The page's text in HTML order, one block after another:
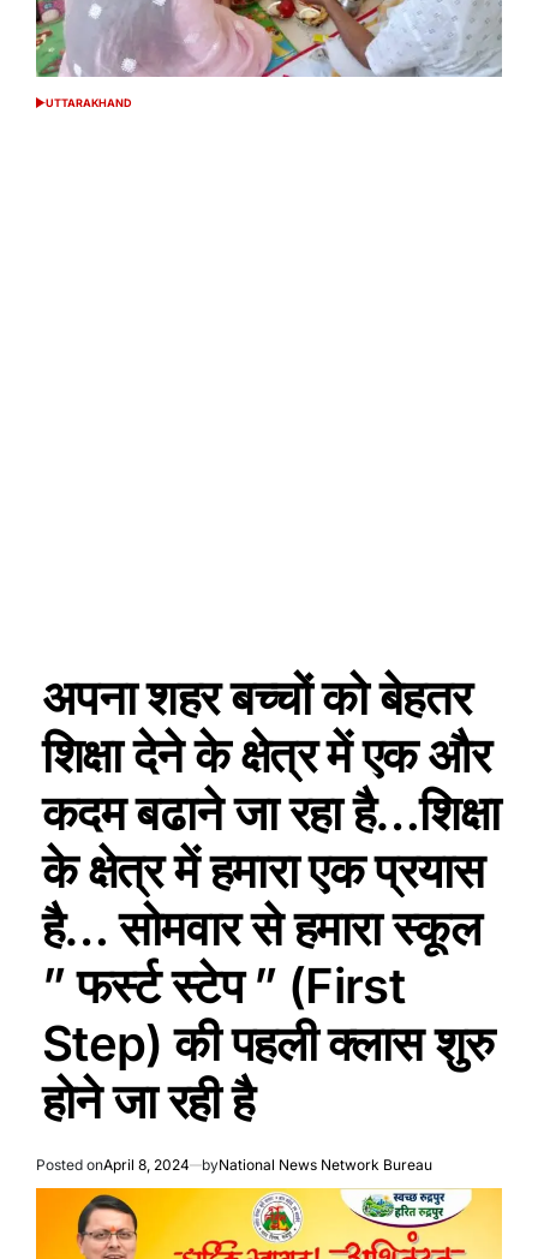
POSTED
UTTARAKHAND
अपना शहर बच्चों को बेहतर
शिक्षा देने के क्षेत्र में एक और
कदम बढाने जा रहा है…शिक्षा
के क्षेत्र में हमारा एक प्रयास
है… सोमवार से हमारा स्कूल
” फर्स्ट स्टेप ” (First
Step) की पहली क्लास शुरु
होने जा रही है
Posted onApril 8, 2024 byNational News Network Bureau